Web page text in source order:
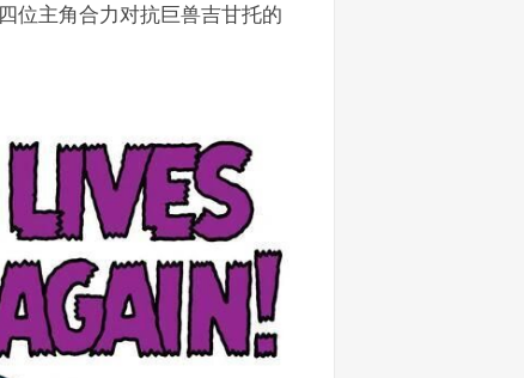
位主角合力对抗巨兽吉甘托的